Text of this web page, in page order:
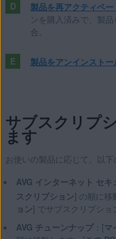
製品を再アクティベー
ンを購入済みで、製
合。
製品をアンインストー
サブスクリプ
ます
お使いの製品に応じて、以下
AVG インターネット セキ
スクリプション] の順に移
ョン] でサブスクリプショ
AVG チューンナップ：[マ